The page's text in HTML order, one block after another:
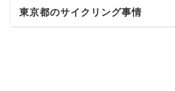
東京都のサイクリング事情